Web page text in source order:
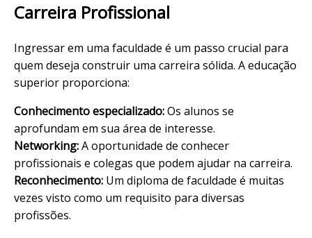
Carreira Profissional
Ingressar em uma faculdade é um passo crucial para
quem deseja construir uma carreira sólida. A educação
superior proporciona:
Conhecimento especializado:Os alunos se
aprofundam em sua área de interesse.
Networking:A oportunidade de conhecer
profissionais e colegas que podem ajudar na carreira.
Reconhecimento: Um diploma de faculdade é muitas
vezes visto como um requisito para diversas
profissões.